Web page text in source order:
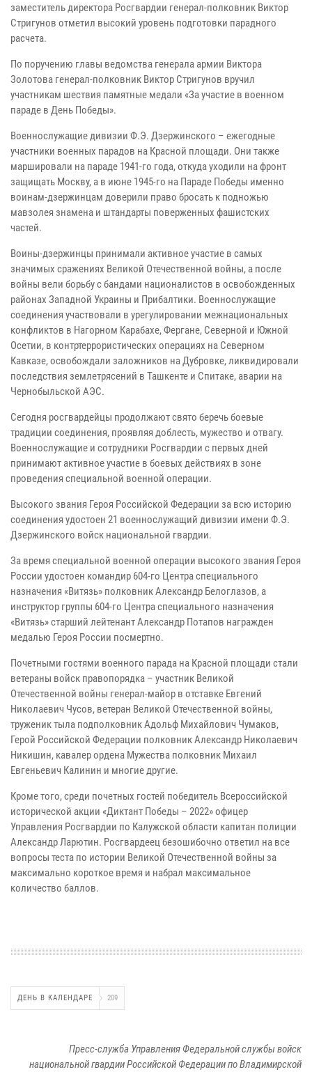
заместитель директора Росгвардии генерал-полковник Виктор
Стригунов отметил высокий уровень подготовки парадного
расчета.
По поручению главы ведомства генерала армии Виктора
Золотова генерал-полковник Виктор Стригунов вручил
участникам шествия памятные медали «За участие в военном
параде в День Победы».
Военнослужащие дивизии Ф.Э. Дзержинского – ежегодные
участники военных парадов на Красной площади. Они также
маршировали на параде 1941-го года, откуда уходили на фронт
защищать Москву, а в июне 1945-го на Параде Победы именно
воинам-дзержинцам доверили право бросать к подножью
мавзолея знамена и штандарты поверженных фашистских
частей.
Воины-дзержинцы принимали активное участие в самых
значимых сражениях Великой Отечественной войны, а после
войны вели борьбу с бандами националистов в освобожденных
районах Западной Украины и Прибалтики. Военнослужащие
соединения участвовали в урегулировании межнациональных
конфликтов в Нагорном Карабахе, Фергане, Северной и Южной
Осетии, в контртеррористических операциях на Северном
Кавказе, освобождали заложников на Дубровке, ликвидировали
последствия землетрясений в Ташкенте и Спитаке, аварии на
Чернобыльской АЭС.
Сегодня росгвардейцы продолжают свято беречь боевые
традиции соединения, проявляя доблесть, мужество и отвагу.
Военнослужащие и сотрудники Росгвардии с первых дней
принимают активное участие в боевых действиях в зоне
проведения специальной военной операции.
Высокого звания Героя Российской Федерации за всю историю
соединения удостоен 21 военнослужащий дивизии имени Ф.Э.
Дзержинского войск национальной гвардии.
За время специальной военной операции высокого звания Героя
России удостоен командир 604-го Центра специального
назначения «Витязь» полковник Александр Белоглазов, а
инструктор группы 604-го Центра специального назначения
«Витязь» старший лейтенант Александр Потапов награжден
медалью Героя России посмертно.
Почетными гостями военного парада на Красной площади стали
ветераны войск правопорядка – участник Великой
Отечественной войны генерал-майор в отставке Евгений
Николаевич Чусов, ветеран Великой Отечественной войны,
труженик тыла подполковник Адольф Михайлович Чумаков,
Герой Российской Федерации полковник Александр Николаевич
Никишин, кавалер ордена Мужества полковник Михаил
Евгеньевич Калинин и многие другие.
Кроме того, среди почетных гостей победитель Всероссийской
исторической акции «Диктант Победы – 2022» офицер
Управления Росгвардии по Калужской области капитан полиции
Александр Ларютин. Росгвардеец безошибочно ответил на все
вопросы теста по истории Великой Отечественной войны за
максимально короткое время и набрал максимальное
количество баллов.
ДЕНЬ В КАЛЕНДАРЕ 209
Пресс-служба Управления Федеральной службы войск
национальной гвардии Российской Федерации по Владимирской